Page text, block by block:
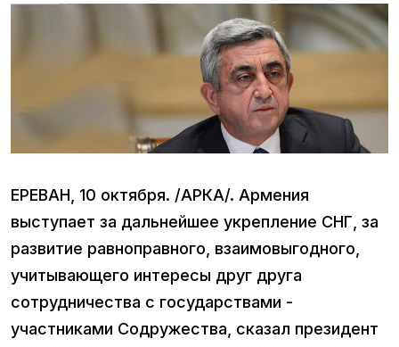
ЕРЕВАН, 10 октября. /АРКА/. Армения
выступает за дальнейшее укрепление СНГ, за
развитие равноправного, взаимовыгодного,
учитывающего интересы друг друга
сотрудничества с государствами -
участниками Содружества, сказал президент